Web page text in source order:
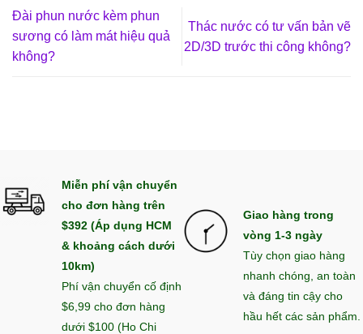
Đài phun nước kèm phun
sương có làm mát hiệu quả
không?
Thác nước có tư vấn bản vẽ
2D/3D trước thi công không?
Miễn phí vận chuyển
cho đơn hàng trên
$392 (Áp dụng HCM
& khoảng cách dưới
10km)
Phí vận chuyển cố định
$6,99 cho đơn hàng
dưới $100 (Ho Chi
Giao hàng trong
vòng 1-3 ngày
Tùy chọn giao hàng
nhanh chóng, an toàn
và đáng tin cậy cho
hầu hết các sản phẩm.